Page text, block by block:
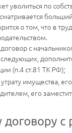
уволиться по
о том, что в
с
(п.4 ст.81 ТК РФ);
имущества,
его
с